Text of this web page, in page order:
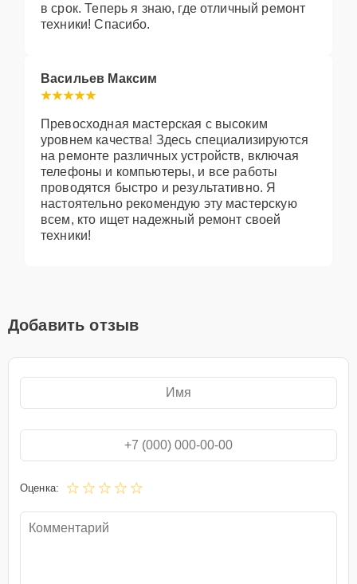
в срок. Теперь я знаю, где отличный ремонт
техники! Спасибо.
Васильев Максим
Превосходная мастерская с высоким
уровнем качества! Здесь специализируются
на ремонте различных устройств, включая
телефоны и компьютеры, и все работы
проводятся быстро и результативно. Я
настоятельно рекомендую эту мастерскую
всем, кто ищет надежный ремонт своей
техники!
Добавить отзыв
Оценка: